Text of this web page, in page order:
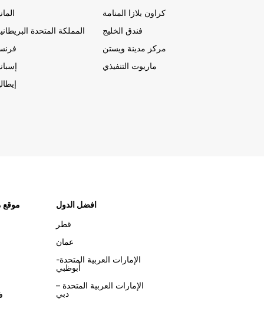
المملكة المتحدة
كراون بلازا المنامة
فندق الخليج
مركز مدينة ويستن
ماريوت التنفيذي
موقع
افضل الدول
قطر
عمان
الإمارات العربية المتحدة-
أبوظبي
الإمارات العربية المتحدة –
دبي